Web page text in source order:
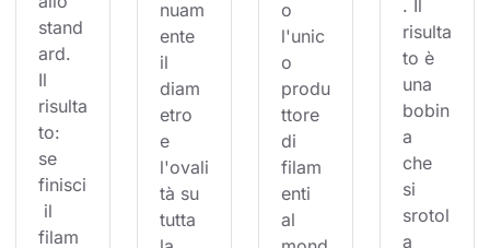
stand
ard.
Il
risulta
to:
se
finisci
il
filam
nuam
ente
il
diam
etro
e
l'ovali
tà su
tutta
o
l'unic
o
produ
ttore
di
filam
enti
al
. Il
risulta
to è
una
bobin
a
che
si
srotol
a